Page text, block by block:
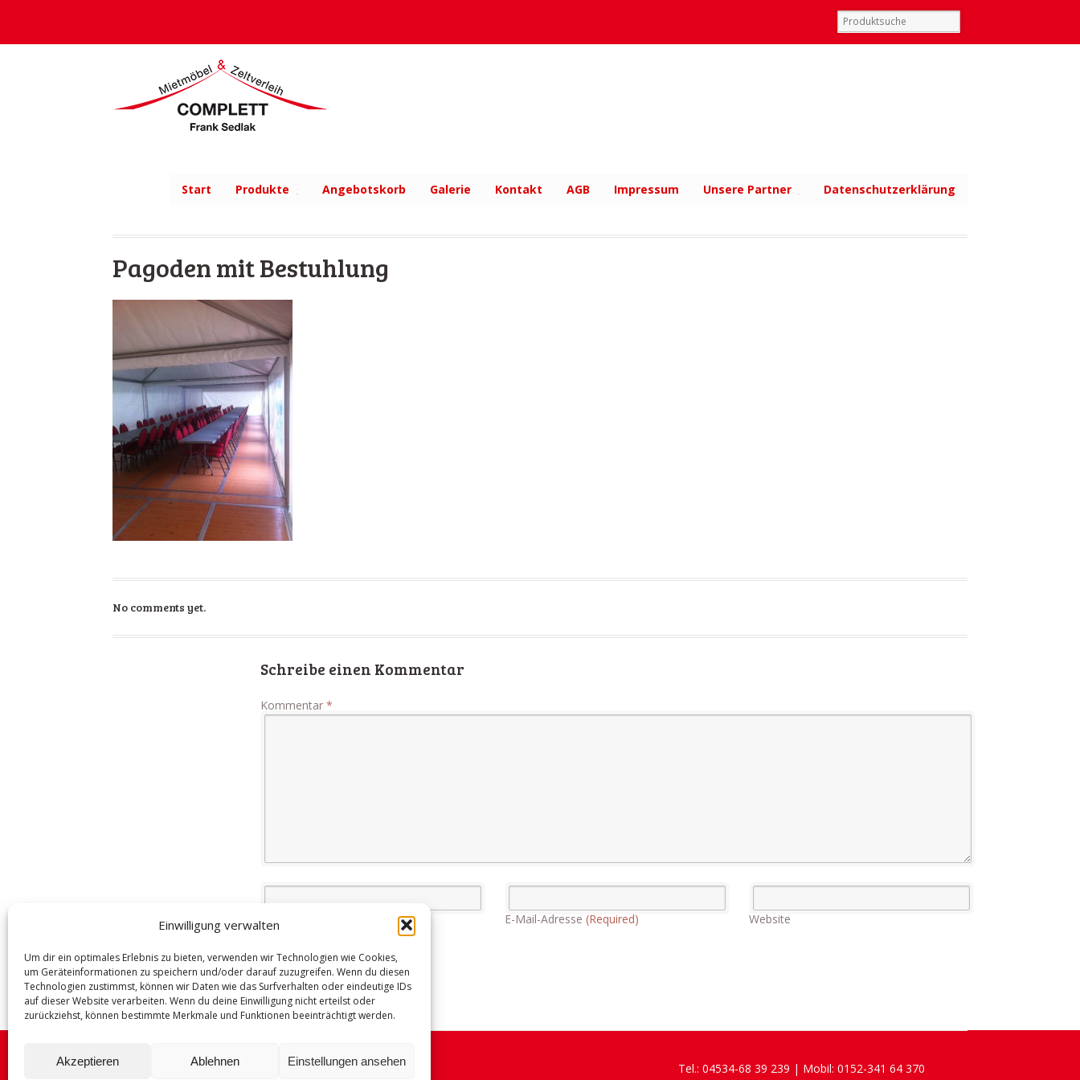
Einwilligung verwalten
Um dir ein optimales Erlebnis zu bieten, verwenden wir Technologien wie Cookies,
um Geräteinformationen zu speichern und/oder darauf zuzugreifen. Wenn du diesen
Technologien zustimmst, können wir Daten wie das Surfverhalten oder eindeutige IDs
auf dieser Website verarbeiten. Wenn du deine Einwilligung nicht erteilst oder
zurückziehst, können bestimmte Merkmale und Funktionen beeinträchtigt werden.
Akzeptieren Ablehnen Einstellungen ansehen
Start Produkte Angebotskorb Galerie Kontakt AGB Impressum Unsere Partner Datenschutzerklärung
Pagoden mit Bestuhlung
No comments yet.
Schreibe einen Kommentar
Kommentar*
Name E-Mail-Adresse(Required) Website
© COMPLETT Mietmöbel und Zeltverleih
Tel.: 04534-68 39 239 | Mobil: 0152-341 64 370